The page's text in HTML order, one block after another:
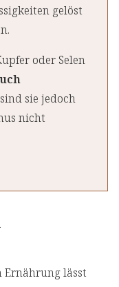
gelöst
oder Selen
sie jedoch
nicht
Ernährung lässt